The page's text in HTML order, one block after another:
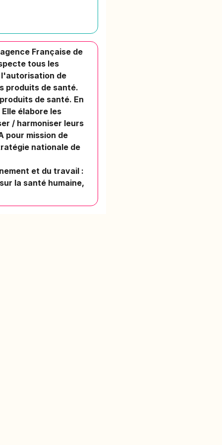
Française de
tous les
l'autorisation de
produits de santé.
de santé. En
élabore les
/ harmoniser leurs
pour mission de
nationale de
et du travail :
la santé humaine,